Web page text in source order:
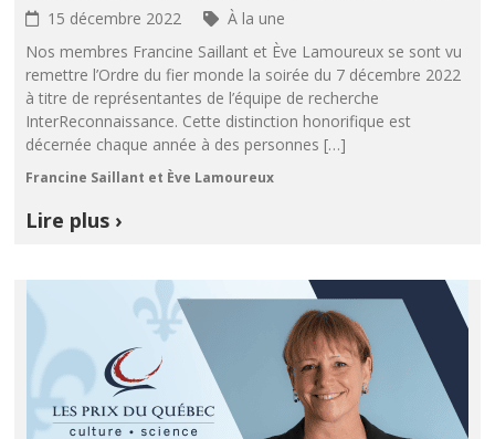
15 décembre 2022
À la une
Nos membres Francine Saillant et Ève Lamoureux se sont vu
remettre l’Ordre du fier monde la soirée du 7 décembre 2022
à titre de représentantes de l’équipe de recherche
InterReconnaissance. Cette distinction honorifique est
décernée chaque année à des personnes […]
Francine Saillant et Ève Lamoureux
Lire plus ›